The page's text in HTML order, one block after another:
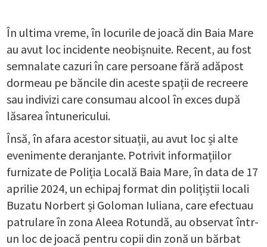
În ultima vreme, în locurile de joacă din Baia Mare
au avut loc incidente neobișnuite. Recent, au fost
semnalate cazuri în care persoane fără adăpost
dormeau pe băncile din aceste spații de recreere
sau indivizi care consumau alcool în exces după
lăsarea întunericului.
Însă, în afara acestor situații, au avut loc și alte
evenimente deranjante. Potrivit informațiilor
furnizate de Poliția Locală Baia Mare, în data de 17
aprilie 2024, un echipaj format din polițiștii locali
Buzatu Norbert și Goloman Iuliana, care efectuau
patrulare în zona Aleea Rotundă, au observat într-
un loc de joacă pentru copii din zonă un bărbat